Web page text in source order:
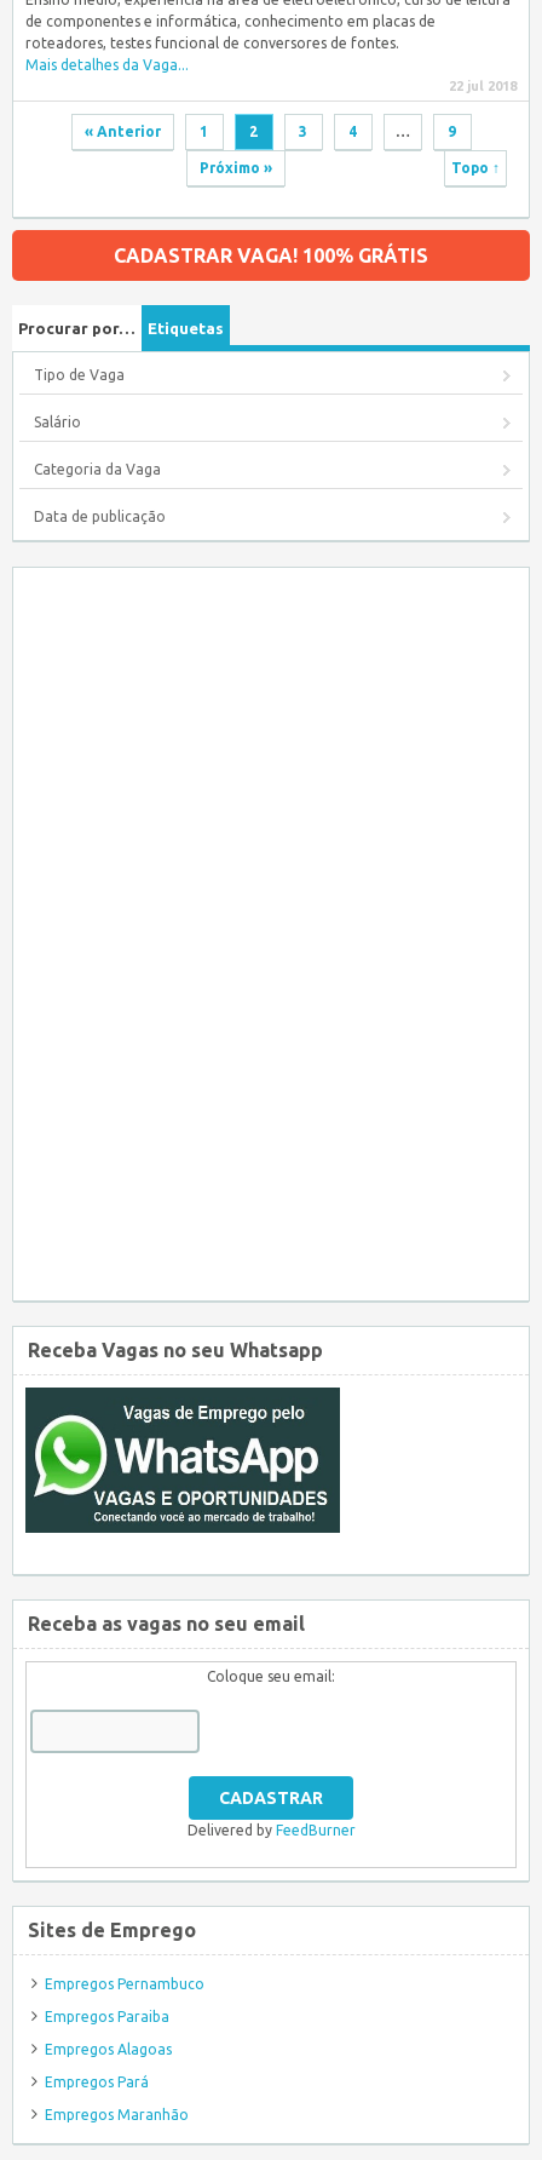
de componentes e informática, conhecimento em placas de
roteadores, testes funcional de conversores de fontes.
Mais detalhes da Vaga...
22 jul 2018
« Anterior 1 2 3 4 … 9
Próximo » Topo ↑
CADASTRAR VAGA! 100% GRÁTIS
Procurar por… Etiquetas
Tipo de Vaga
Salário
Categoria da Vaga
Data de publicação
Receba Vagas no seu Whatsapp
Receba as vagas no seu email
Coloque seu email:
Delivered by FeedBurner
Sites de Emprego
Empregos Pernambuco
Empregos Paraiba
Empregos Alagoas
Empregos Pará
Empregos Maranhão